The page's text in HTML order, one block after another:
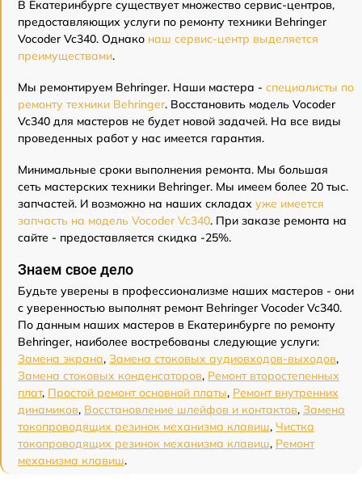
В Екатеринбурге существует множество сервис-центров,
предоставляющих услуги по ремонту техники Behringer
Vocoder Vc340. Однако наш сервис-центр выделяется
преимуществами.
Мы ремонтируем Behringer. Наши мастера - специалисты по
ремонту техники Behringer. Восстановить модель Vocoder
Vc340 для мастеров не будет новой задачей. На все виды
проведенных работ у нас имеется гарантия.
Минимальные сроки выполнения ремонта. Мы большая
сеть мастерских техники Behringer. Мы имеем более 20 тыс.
запчастей. И возможно на наших складах уже имеется
запчасть на модель Vocoder Vc340. При заказе ремонта на
сайте - предоставляется скидка -25%.
Знаем свое дело
Будьте уверены в профессионализме наших мастеров - они
с уверенностью выполнят ремонт Behringer Vocoder Vc340.
По данным наших мастеров в Екатеринбурге по ремонту
Behringer, наиболее востребованы следующие услуги:
Замена экрана, Замена стоковых аудиовходов-выходов,
Замена стоковых конденсаторов, Ремонт второстепенных
плат, Простой ремонт основной платы, Ремонт внутренних
динамиков, Восстановление шлейфов и контактов, Замена
токопроводящих резинок механизма клавиш, Чистка
токопроводящих резинок механизма клавиш, Ремонт
механизма клавиш.